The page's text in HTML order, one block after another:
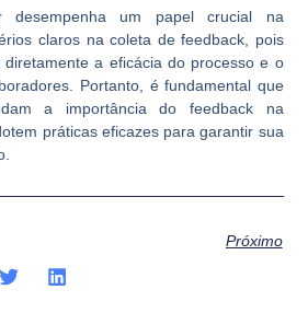
um papel crucial na
claros na coleta de feedback, pois
a eficácia do processo e o
Portanto, é fundamental que
a importância do feedback na
práticas eficazes para garantir sua
Próximo